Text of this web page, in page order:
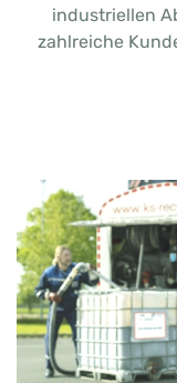
industriellen
zahlreiche